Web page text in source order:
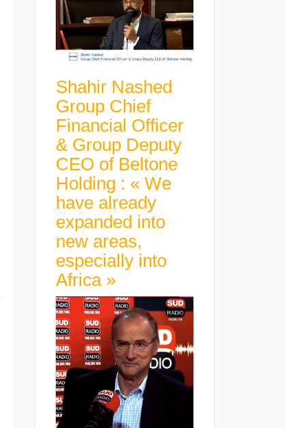
Shahir Nashed
Group Chief
Financial Officer
& Group Deputy
CEO of Beltone
Holding : « We
have already
expanded into
new areas,
especially into
Africa »